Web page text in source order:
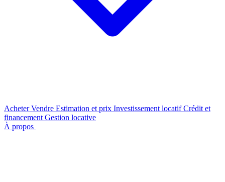
AcheterVendre Estimation et prix Investissement locatifCrédit et
financement Gestion locative
À propos